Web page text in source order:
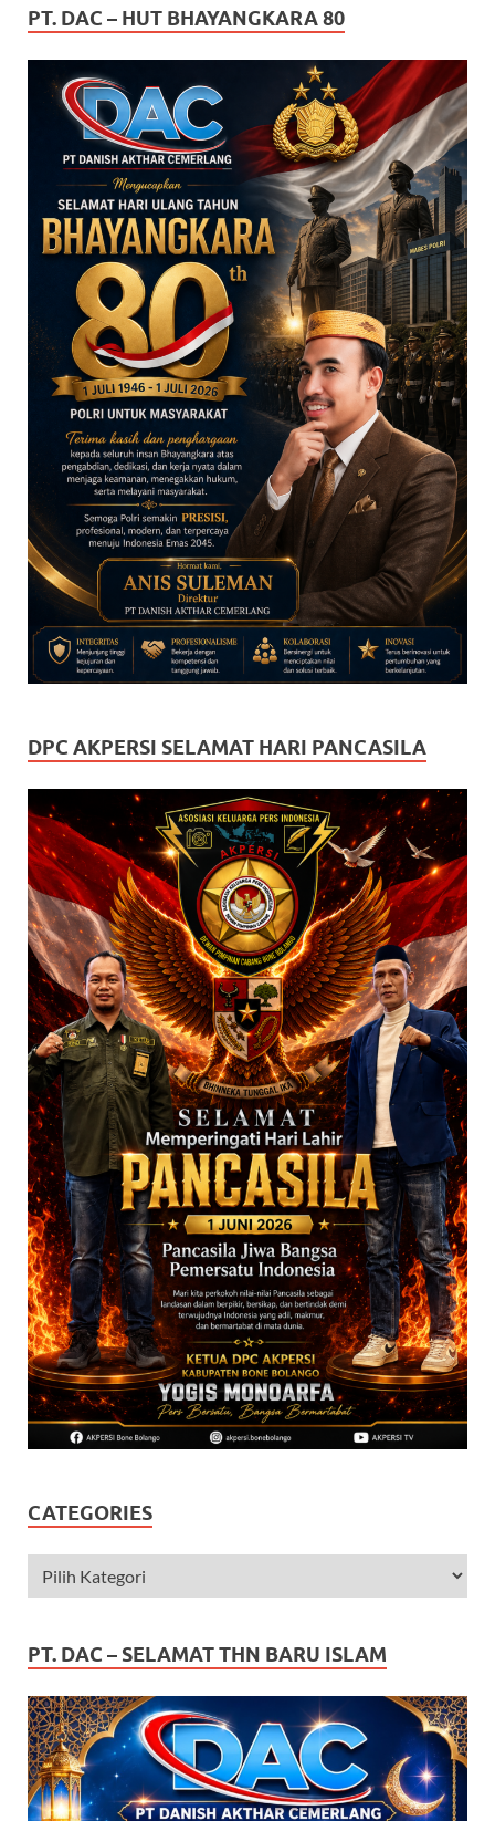
PT. DAC – HUT BHAYANGKARA 80
DPC AKPERSI SELAMAT HARI PANCASILA
CATEGORIES
PT. DAC – SELAMAT THN BARU ISLAM